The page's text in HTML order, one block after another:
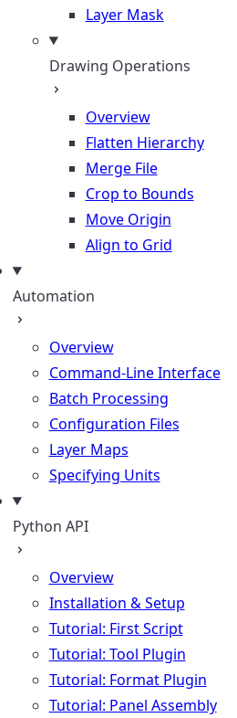
Layer Mask
Drawing Operations
Overview
Flatten Hierarchy
Merge File
Crop to Bounds
Move Origin
Align to Grid
Automation
Overview
Command-Line Interface
Batch Processing
Configuration Files
Layer Maps
Specifying Units
Python API
Overview
Installation & Setup
Tutorial: First Script
Tutorial: Tool Plugin
Tutorial: Format Plugin
Tutorial: Panel Assembly